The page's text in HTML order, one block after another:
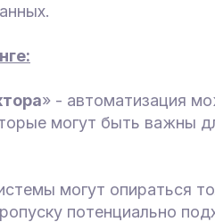
» - автоматизация
могут быть важны
могут опираться
потенциально